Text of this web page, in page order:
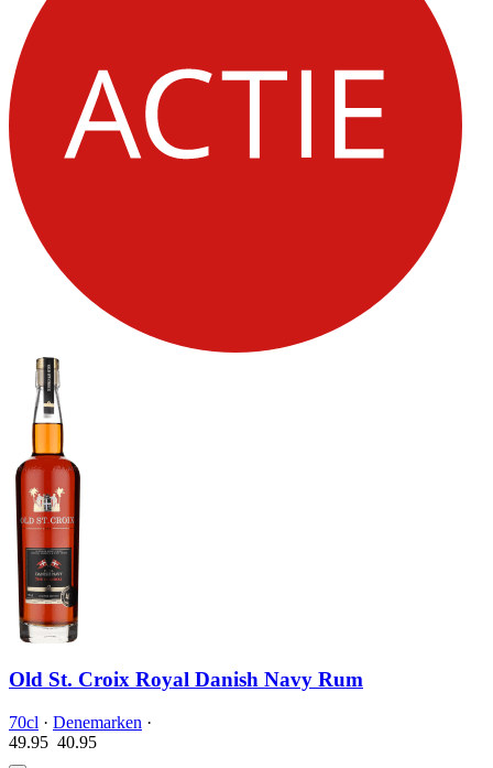
Old St. Croix Royal Danish Navy Rum
70cl · Denemarken ·
49.95 40.95